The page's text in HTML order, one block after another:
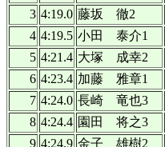
3 4:19.0 藤坂 徹2
4 4:19.5 小田 泰介1
5 4:21.4 大塚 成幸2
6 4:23.4 加藤 雅章1
7 4:24.0 長崎 竜也3
8 4:24.4 園田 将之3
9 4:24.9 金子 雄樹2